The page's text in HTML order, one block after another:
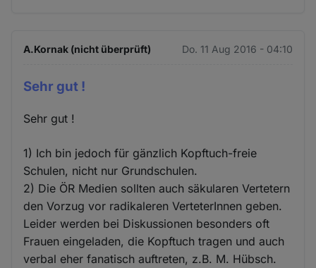
A.Kornak (nicht überprüft) Do. 11 Aug 2016 - 04:10
Sehr gut !
Sehr gut !
1) Ich bin jedoch für gänzlich Kopftuch-freie
Schulen, nicht nur Grundschulen.
2) Die ÖR Medien sollten auch säkularen Vertetern
den Vorzug vor radikaleren VerteterInnen geben.
Leider werden bei Diskussionen besonders oft
Frauen eingeladen, die Kopftuch tragen und auch
verbal eher fanatisch auftreten, z.B. M. Hübsch.